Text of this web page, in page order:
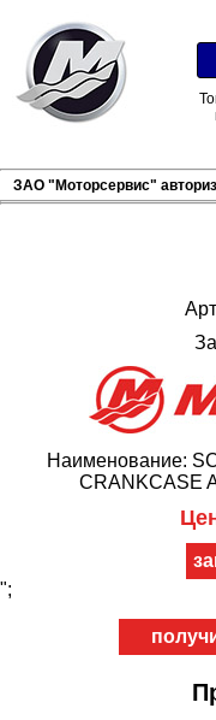
ЗАО "Моторсервис"
Наименование:
CRANKCASE
";